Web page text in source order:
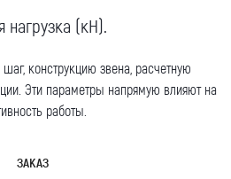
(кН).
конструкцию звена, расчетную
Эти параметры напрямую влияют на
работы.
ЗАКАЗ